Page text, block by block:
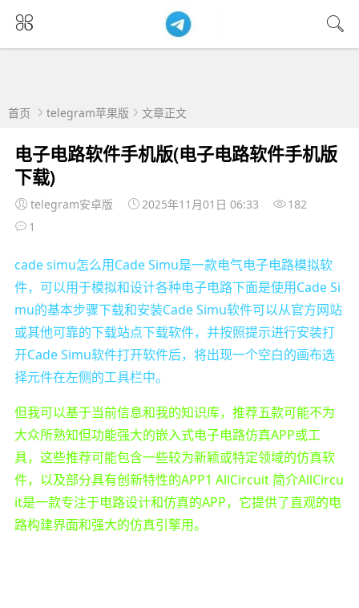
首页 telegram苹果版 文章正文
电子电路软件手机版(电子电路软件手机版
下载)
telegram安卓版 2025年11月01日 06:33
182
1
cade simu怎么用Cade Simu是一款电气电子电路模拟软
件，可以用于模拟和设计各种电子电路下面是使用Cade Si
mu的基本步骤下载和安装Cade Simu软件可以从官方网站
或其他可靠的下载站点下载软件，并按照提示进行安装打
开Cade Simu软件打开软件后，将出现一个空白的画布选
择元件在左侧的工具栏中。
但我可以基于当前信息和我的知识库，推荐五款可能不为
大众所熟知但功能强大的嵌入式电子电路仿真APP或工
具，这些推荐可能包含一些较为新颖或特定领域的仿真软
件，以及部分具有创新特性的APP1 AllCircuit 简介AllCircu
it是一款专注于电路设计和仿真的APP，它提供了直观的电
路构建界面和强大的仿真引擎用。